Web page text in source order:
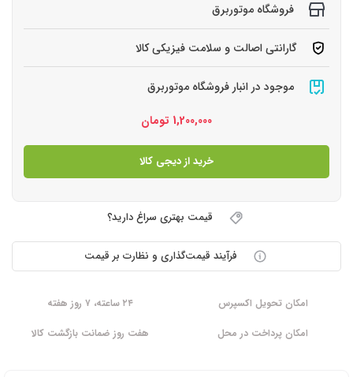
فروشگاه موتوربرق
گارانتی اصالت و سلامت فیزیکی کالا
موجود در انبار فروشگاه موتوربرق
1,200,000 تومان
خرید از دیجی کالا
قیمت بهتری سراغ دارید؟
فرآیند قیمت‌گذاری و نظارت بر قیمت
امکان تحویل اکسپرس
۲۴ ساعته، ۷ روز هفته
امکان پرداخت در محل
هفت روز ضمانت بازگشت کالا